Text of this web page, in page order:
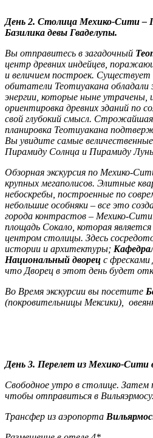
День 2. Столица Мехико-Сити –
Базилика девы Гваделупы.
Вы отправитесь в загадочный
центр древних индейцев,
и величием построек. Существует
обитатели Теотиуакана обладали
энергии, которые ныне утрачены,
ориентировка древних зданий по
свой глубокий смысл. Строжайшая
планировка Теотиуакана
Вы увидите самые
Пирамиду Солнца и Пирамиду
Обзорная экскурсия по Мехико-
крупных мегаполисов. Элитные
небоскребы, построенные по
небольшие особняки – все это
города контрастов – Мехико-
площадь Сокало, которая
центром столицы. Здесь
истории и архитектуры;
Национальный дворец с фресками
что Дворец в этот день будет
Во Время экскурсии вы посетите
(покровительницы Мексики),
День 3. Перелет из Meхико-Сити
Свободное утро в столице. Затем
чтобы отправиться в Вильяэрмосу.
Трансфер из аэропорта